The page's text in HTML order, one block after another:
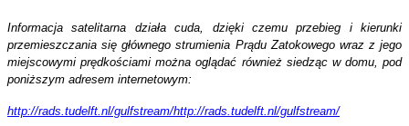
Informacja satelitarna działa cuda, dzięki czemu przebieg i kierunki
przemieszczania się głównego strumienia Prądu Zatokowego wraz z jego
miejscowymi prędkościami można oglądać również siedząc w domu, pod
poniższym adresem internetowym:
http://rads.tudelft.nl/gulfstream/http://rads.tudelft.nl/gulfstream/